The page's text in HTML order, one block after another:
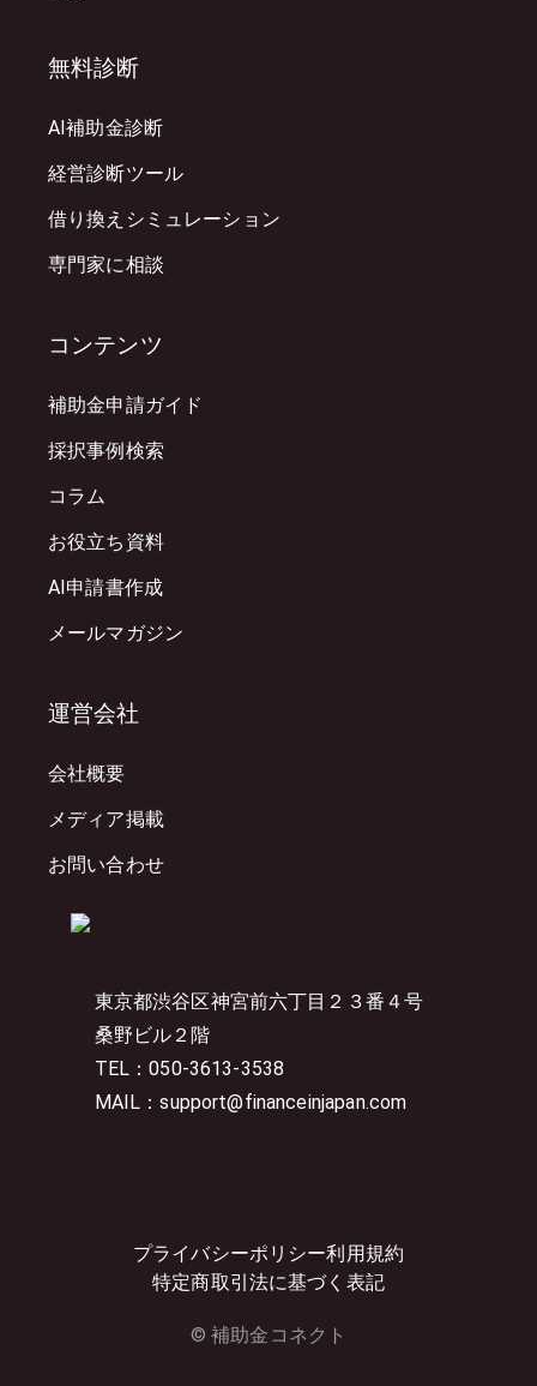
東京都渋谷区神宮前六丁目２３番４号
桑野ビル２階
TEL：050-3613-3538
MAIL：support@financeinjapan.com
プライバシーポリシー利用規約
特定商取引法に基づく表記
© 補助金コネクト
無料診断
AI補助金診断
経営診断ツール
借り換えシミュレーション
専門家に相談
コンテンツ
補助金申請ガイド
採択事例検索
コラム
お役立ち資料
AI申請書作成
メールマガジン
運営会社
会社概要
メディア掲載
お問い合わせ